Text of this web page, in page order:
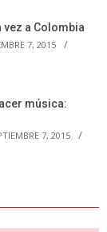
a Colombia
7, 2015
música:
7, 2015